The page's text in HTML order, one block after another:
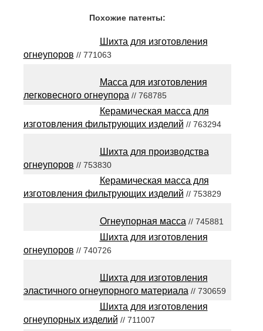
Похожие патенты:
Шихта для изготовления
огнеупоров // 771063
Масса для изготовления
легковесного огнеупора // 768785
Керамическая масса для
изготовления фильтрующих изделий // 763294
Шихта для производства
огнеупоров // 753830
Керамическая масса для
изготовления фильтрующих изделий // 753829
Огнеупорная масса // 745881
Шихта для изготовления
огнеупоров // 740726
Шихта для изготовления
эластичного огнеупорного материала // 730659
Шихта для изготовления
огнеупорных изделий // 711007